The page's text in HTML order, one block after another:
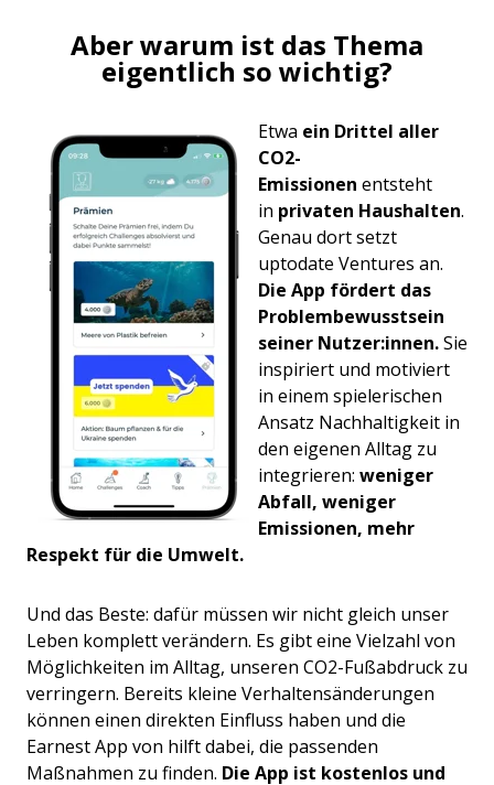
Aber warum ist das Thema
eigentlich so wichtig?
Etwa ein Drittel aller
CO2-
Emissionen entsteht
in privaten Haushalten.
Genau dort setzt
uptodate Ventures an.
Die App fördert das
Problembewusstsein
seiner Nutzer:innen.Sie
inspiriert und motiviert
in einem spielerischen
Ansatz Nachhaltigkeit in
den eigenen Alltag zu
integrieren: weniger
Abfall, weniger
Emissionen, mehr
Respekt für die Umwelt.
Und das Beste: dafür müssen wir nicht gleich unser
Leben komplett verändern. Es gibt eine Vielzahl von
Möglichkeiten im Alltag, unseren CO2-Fußabdruck zu
verringern. Bereits kleine Verhaltensänderungen
können einen direkten Einfluss haben und die
Earnest App von hilft dabei, die passenden
Maßnahmen zu finden. Die App ist kostenlos und